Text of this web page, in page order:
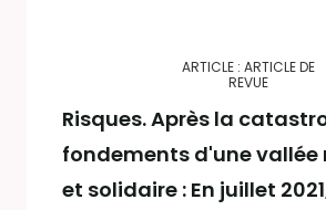
ARTICLE : ARTICLE DE
REVUE
Risques. Après la
fondements d'une vallée
et solidaire : En juillet